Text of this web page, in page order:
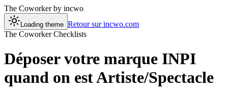
The Coworkerby incwo
Loading theme Retour sur incwo.com
The Coworker Checklists
Déposer votre marque INPI
quand on est Artiste/Spectacle